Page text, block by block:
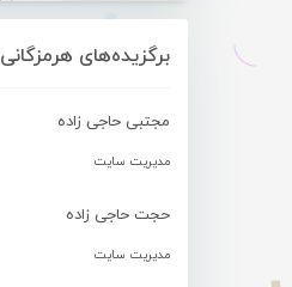
برگزیده‌های هرمزگانی
مجتبی حاجی زاده
مدیریت سایت
حجت حاجی زاده
مدیریت سایت